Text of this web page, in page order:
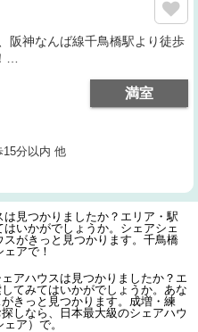
阪神なんば線千鳥橋駅より徒歩
…
満室
分以内 他
見つかりましたか？エリア・駅
いかがでしょうか。シェアシェ
がきっと見つかります。千鳥橋
アで！
アハウスは見つかりましたか？エ
てみてはいかがでしょうか。あな
きっと見つかります。成増・練
しなら、日本最大級のシェアハウ
ア）で。